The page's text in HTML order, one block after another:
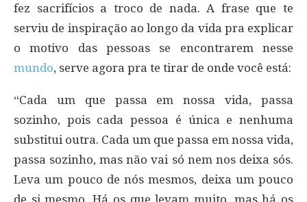
fez sacrifícios a troco de nada. A frase que te
serviu de inspiração ao longo da vida pra explicar
o motivo das pessoas se encontrarem nesse
mundo, serve agora pra te tirar de onde você está:
“Cada um que passa em nossa vida, passa
sozinho, pois cada pessoa é única e nenhuma
substitui outra. Cada um que passa em nossa vida,
passa sozinho, mas não vai só nem nos deixa sós.
Leva um pouco de nós mesmos, deixa um pouco
de si mesmo. Há os que levam muito, mas há os